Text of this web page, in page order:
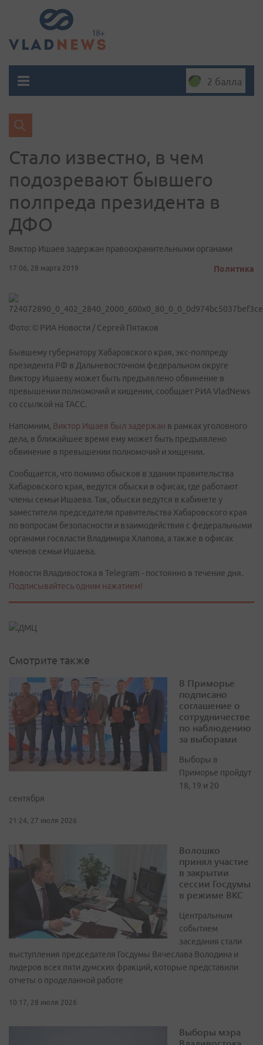
2 балла
Стало известно, в чем
подозревают бывшего
полпреда президента в
ДФО
Виктор Ишаев задержан правоохранительными органами
17:06, 28 марта 2019 Политика
Фото: © РИА Новости / Сергей Пятаков
Бывшему губернатору Хабаровского края, экс-полпреду
президента РФ в Дальневосточном федеральном округе
Виктору Ишаеву может быть предъявлено обвинение в
превышении полномочий и хищении, сообщает РИА VladNews
со ссылкой на ТАСС.
Напомним, Виктор Ишаев был задержан в рамках уголовного
дела, в ближайшее время ему может быть предъявлено
обвинение в превышении полномочий и хищении.
Сообщается, что помимо обысков в здании правительства
Хабаровского края, ведутся обыски в офисах, где работают
члены семьи Ишаева. Так, обыски ведутся в кабинете у
заместителя председателя правительства Хабаровского края
по вопросам безопасности и взаимодействия с федеральными
органами госвласти Владимира Хлапова, а также в офисах
членов семьи Ишаева.
Новости Владивостока в Telegram - постоянно в течение дня.
Подписывайтесь одним нажатием!
Смотрите также
В Приморье
подписано
соглашение о
сотрудничестве
по наблюдению
за выборами
Выборы в
Приморье пройдут
18, 19 и 20
сентября
21:24, 27 июля 2026
Волошко
принял участие
в закрытии
сессии Госдумы
в режиме ВКС
Центральным
событием
заседания стали
выступления председателя Госдумы Вячеслава Володина и
лидеров всех пяти думских фракций, которые представили
отчеты о проделанной работе
10:17, 28 июля 2026
Выборы мэра